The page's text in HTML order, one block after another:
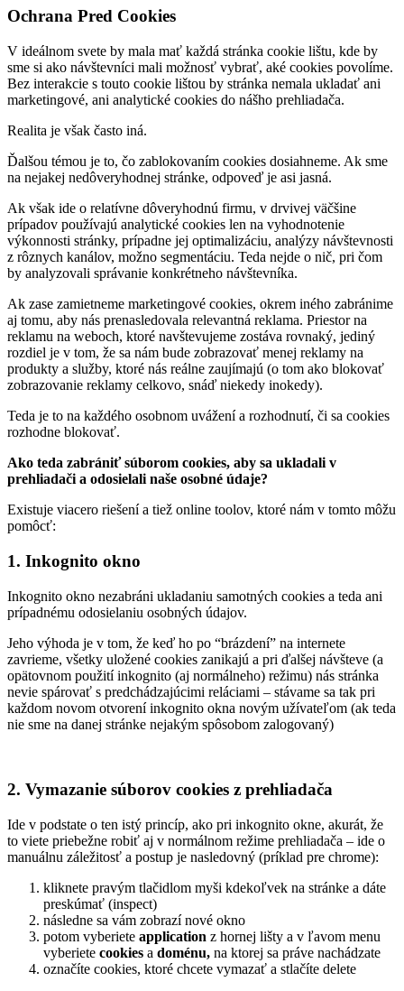
Ochrana Pred Cookies
V ideálnom svete by mala mať každá stránka cookie lištu, kde by
sme si ako návštevníci mali možnosť vybrať, aké cookies povolíme.
Bez interakcie s touto cookie lištou by stránka nemala ukladať ani
marketingové, ani analytické cookies do nášho prehliadača.
Realita je však často iná.
Ďalšou témou je to, čo zablokovaním cookies dosiahneme. Ak sme
na nejakej nedôveryhodnej stránke, odpoveď je asi jasná.
Ak však ide o relatívne dôveryhodnú firmu, v drvivej väčšine
prípadov používajú analytické cookies len na vyhodnotenie
výkonnosti stránky, prípadne jej optimalizáciu, analýzy návštevnosti
z rôznych kanálov, možno segmentáciu. Teda nejde o nič, pri čom
by analyzovali správanie konkrétneho návštevníka.
Ak zase zamietneme marketingové cookies, okrem iného zabránime
aj tomu, aby nás prenasledovala relevantná reklama. Priestor na
reklamu na weboch, ktoré navštevujeme zostáva rovnaký, jediný
rozdiel je v tom, že sa nám bude zobrazovať menej reklamy na
produkty a služby, ktoré nás reálne zaujímajú (o tom ako blokovať
zobrazovanie reklamy celkovo, snáď niekedy inokedy).
Teda je to na každého osobnom uvážení a rozhodnutí, či sa cookies
rozhodne blokovať.
Ako teda zabrániť súborom cookies, aby sa ukladali v
prehliadači a odosielali naše osobné údaje?
Existuje viacero riešení a tiež online toolov, ktoré nám v tomto môžu
pomôcť:
1. Inkognito okno
Inkognito okno nezabráni ukladaniu samotných cookies a teda ani
prípadnému odosielaniu osobných údajov.
Jeho výhoda je v tom, že keď ho po “brázdení” na internete
zavrieme, všetky uložené cookies zanikajú a pri ďalšej návšteve (a
opätovnom použití inkognito (aj normálneho) režimu) nás stránka
nevie spárovať s predchádzajúcimi reláciami – stávame sa tak pri
každom novom otvorení inkognito okna novým užívateľom (ak teda
nie sme na danej stránke nejakým spôsobom zalogovaný)
2. Vymazanie súborov cookies z prehliadača
Ide v podstate o ten istý princíp, ako pri inkognito okne, akurát, že
to viete priebežne robiť aj v normálnom režime prehliadača – ide o
manuálnu záležitosť a postup je nasledovný (príklad pre chrome):
kliknete pravým tlačidlom myši kdekoľvek na stránke a dáte
preskúmať (inspect)
následne sa vám zobrazí nové okno
potom vyberiete application z hornej lišty a v ľavom menu
vyberiete cookies a doménu, na ktorej sa práve nachádzate
označíte cookies, ktoré chcete vymazať a stlačíte delete